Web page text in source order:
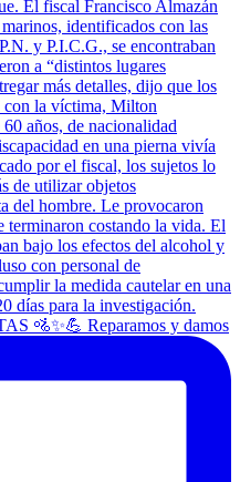
🚵✨💪 Reparamos y damos